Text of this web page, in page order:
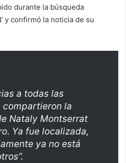
durante la búsqueda
y confirmó la noticia de su
a todas las
compartieron la
Nataly Montserrat
Ya fue localizada,
ya no está